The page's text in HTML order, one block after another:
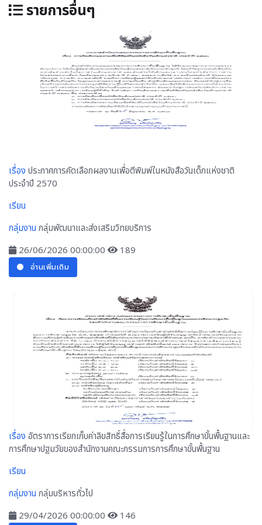
รายการอื่นๆ
เรื่อง ประกาศการคัดเลือกผลงานเพื่อตีพิมพ์ในหนังสือวันเด็กแห่งชาติ
ประจำปี 2570
เรียน
กลุ่มงาน กลุ่มพัฒนาและส่งเสริมวิทยบริการ
26/06/2026 00:00:00
189
อ่านเพิ่มเติม
เรื่อง อัตราการเรียกเก็บค่าลิขสิทธิ์สื่อการเรียนรู้ในการศึกษาขั้นพื้นฐานและ
การศึกษาปฐมวัยของสำนักงานคณะกรรมการการศึกษาขั้นพื้นฐาน
เรียน
กลุ่มงาน กลุ่มบริหารทั่วไป
29/04/2026 00:00:00
146